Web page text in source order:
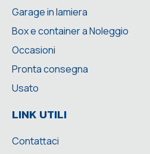
Garage in lamiera
Box e container a Noleggio
Occasioni
Pronta consegna
Usato
LINK UTILI
Contattaci